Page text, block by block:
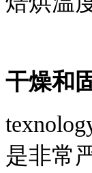
干燥和
是非常